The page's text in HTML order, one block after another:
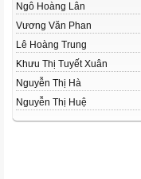
Ngô Hoàng Lân
Vương Văn Phan
Lê Hoàng Trung
Khưu Thị Tuyết Xuân
Nguyễn Thị Hà
Nguyễn Thị Huệ